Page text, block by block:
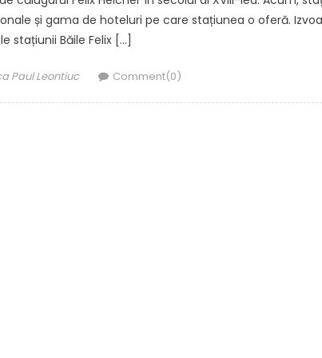
și gama de hoteluri pe care stațiunea o oferă.
stațiunii Băile Felix […]
Paul Leontiuc Comment(0)